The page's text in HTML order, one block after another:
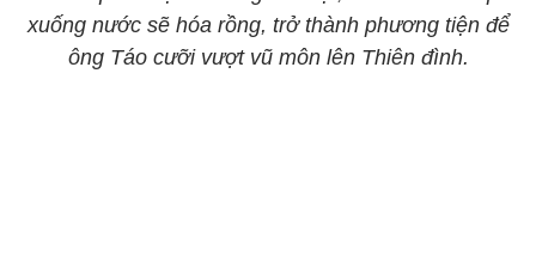
xuống nước sẽ hóa rồng, trở thành phương tiện để
ông Táo cưỡi vượt vũ môn lên Thiên đình.